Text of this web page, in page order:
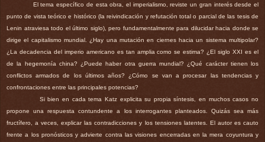
El tema específico de esta obra, el imperialismo, reviste un gran interés desde el
punto de vista teórico e histórico (la reivindicación y refutación total o parcial de las tesis de
Lenin atraviesa todo el último siglo), pero fundamentalmente para dilucidar hacia donde se
dirige el capitalismo mundial. ¿Hay una mutación en ciernes hacia un sistema multipolar?
¿La decadencia del imperio americano es tan amplia como se estima? ¿El siglo XXI es el
de la hegemonía china? ¿Puede haber otra guerra mundial? ¿Qué carácter tienen los
conflictos armados de los últimos años? ¿Cómo se van a procesar las tendencias y
confrontaciones entre las principales potencias?
Si bien en cada tema Katz explicita su propia síntesis, en muchos casos no
propone una respuesta contundente a los interrogantes planteados. Quizás sea más
fructífero, a veces, explicar las contradicciones y los tensiones latentes. El autor es cauto
frente a los pronósticos y advierte contra las visiones encerradas en la mera coyuntura y